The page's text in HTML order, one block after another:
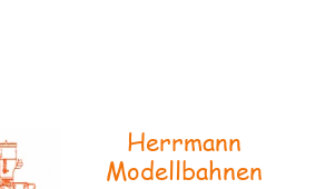
Herrmann
Modellbahnen